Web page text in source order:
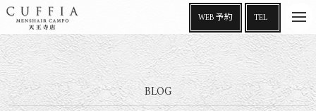
BLOG
t
o
g
l
v
g
WEB 予約 TEL